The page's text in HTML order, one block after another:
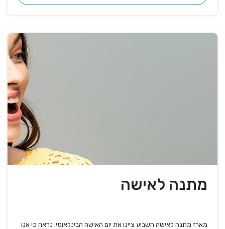
מתנה לאישה
מארז מתנה לאישה השבוע ציינו את יום האישה הבינלאומי. נראה כי אנו